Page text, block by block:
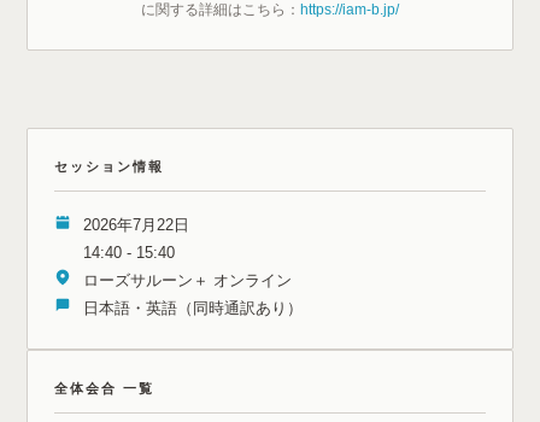
に関する詳細はこちら： https://iam-b.jp/
セッション情報
2026年7月22日
14:40 - 15:40
ローズサルーン＋ オンライン
日本語・英語（同時通訳あり）
全体会合 一覧